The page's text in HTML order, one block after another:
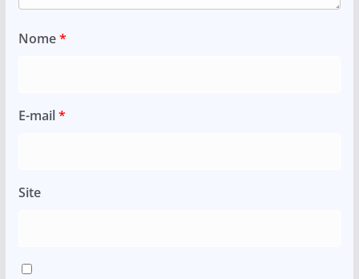
Nome*
E-mail*
Site